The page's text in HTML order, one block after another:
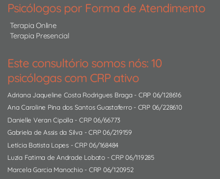
Psicólogos por Forma de Atendimento
Terapia Online
Terapia Presencial
Este consultório somos nós: 10
psicólogas com CRP ativo
Adriana Jaqueline Costa Rodrigues Braga - CRP 06/128616
Ana Caroline Pina dos Santos Guastaferro- CRP 06/228610
Danielle Veran Cipolla - CRP 06/66773
Gabriela de Assis da Silva - CRP 06/219159
Letícia Batista Lopes- CRP 06/168484
Luzia Fatima de Andrade Lobato- CRP 06/119285
Marcela Garcia Manochio- CRP 06/120952